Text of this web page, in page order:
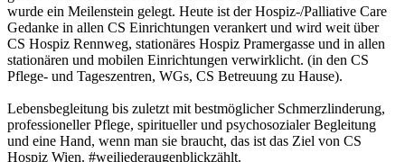
wurde ein Meilenstein gelegt. Heute ist der Hospiz-/Palliative Care
Gedanke in allen CS Einrichtungen verankert und wird weit über
CS Hospiz Rennweg, stationäres Hospiz Pramergasse und in allen
stationären und mobilen Einrichtungen verwirklicht. (in den CS
Pflege- und Tageszentren, WGs, CS Betreuung zu Hause).
Lebensbegleitung bis zuletzt mit bestmöglicher Schmerzlinderung,
professioneller Pflege, spiritueller und psychosozialer Begleitung
und eine Hand, wenn man sie braucht, das ist das Ziel von CS
Hospiz Wien. #weiljederaugenblickzählt.